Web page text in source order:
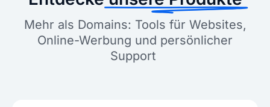
Mehr als Domains: Tools für Websites,
Online-Werbung und persönlicher
Support